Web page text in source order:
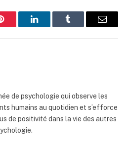
Pinterest LinkedInTumblr
E-
de psychologie qui observe les
humains au quotidien et s’efforce
de positivité dans la vie des autres